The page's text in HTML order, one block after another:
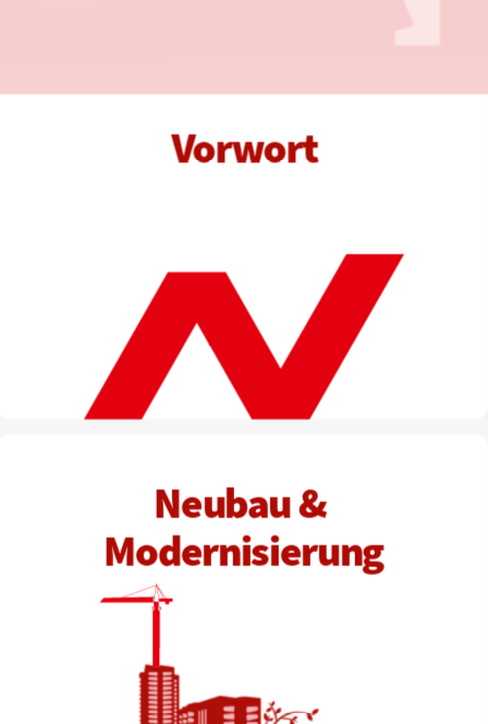
Vorwort
Neubau &
Modernisierung